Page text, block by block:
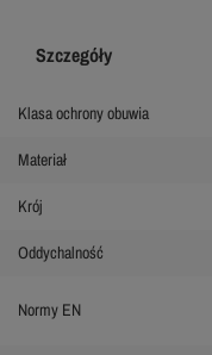
Szczegóły
Klasa ochrony obuwia
Materiał
Krój
Oddychalność
Normy EN